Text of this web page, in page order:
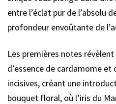
entre l’éclat pur de l’absolu
profondeur envoûtante de
Les premières notes
d’essence de cardamome
incisives, créant une
bouquet floral, où l’iris du